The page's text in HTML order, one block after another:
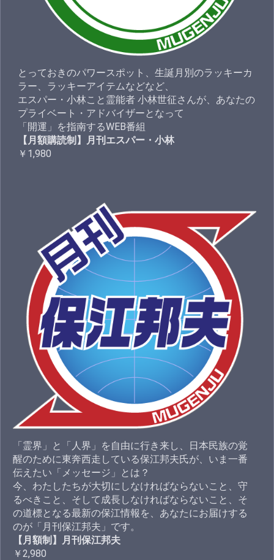
とっておきのパワースポット、生誕月別のラッキーカ
ラー、ラッキーアイテムなどなど、
エスパー・小林こと霊能者 小林世征さんが、あなたの
プライベート・アドバイザーとなって
「開運」を指南するWEB番組
【月額購読制】月刊エスパー・小林
￥1,980
「霊界」と「人界」を自由に行き来し、日本民族の覚
醒のために東奔西走している保江邦夫氏が、いま一番
伝えたい「メッセージ」とは？
今、わたしたちが大切にしなければならないこと、守
るべきこと、そして成長しなければならないこと、そ
の道標となる最新の保江情報を、あなたにお届けする
のが「月刊保江邦夫」です。
【月額制】月刊保江邦夫
￥2,980